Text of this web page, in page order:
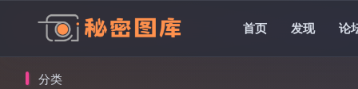
首页 发现 论
分类